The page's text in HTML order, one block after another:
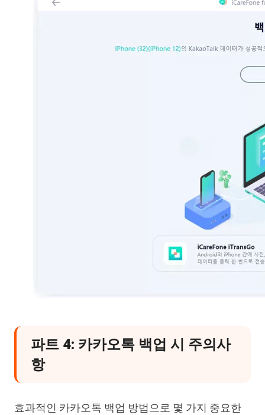
파트 4: 카카오톡 백업 시 주의사
항
효과적인 카카오톡 백업 방법으로 몇 가지 중요한